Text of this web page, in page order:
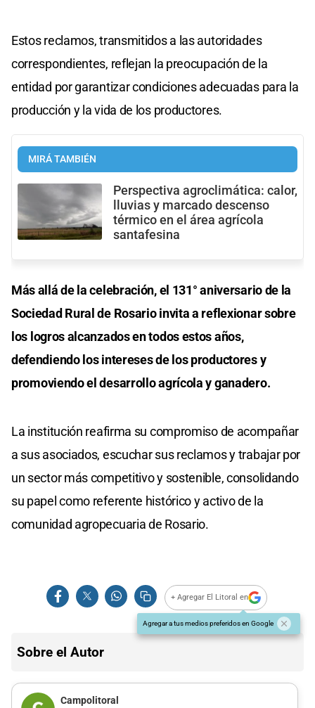
Estos reclamos, transmitidos a las autoridades
correspondientes, reflejan la preocupación de la
entidad por garantizar condiciones adecuadas para la
producción y la vida de los productores.
MIRÁ TAMBIÉN
Perspectiva agroclimática: calor,
lluvias y marcado descenso
térmico en el área agrícola
santafesina
Más allá de la celebración, el 131° aniversario de la
Sociedad Rural de Rosario invita a reflexionar sobre
los logros alcanzados en todos estos años,
defendiendo los intereses de los productores y
promoviendo el desarrollo agrícola y ganadero.
La institución reafirma su compromiso de acompañar
a sus asociados, escuchar sus reclamos y trabajar por
un sector más competitivo y sostenible, consolidando
su papel como referente histórico y activo de la
comunidad agropecuaria de Rosario.
+ Agregar El Litoral en
Agregar a tus medios preferidos en Google
Sobre el Autor
Campolitoral